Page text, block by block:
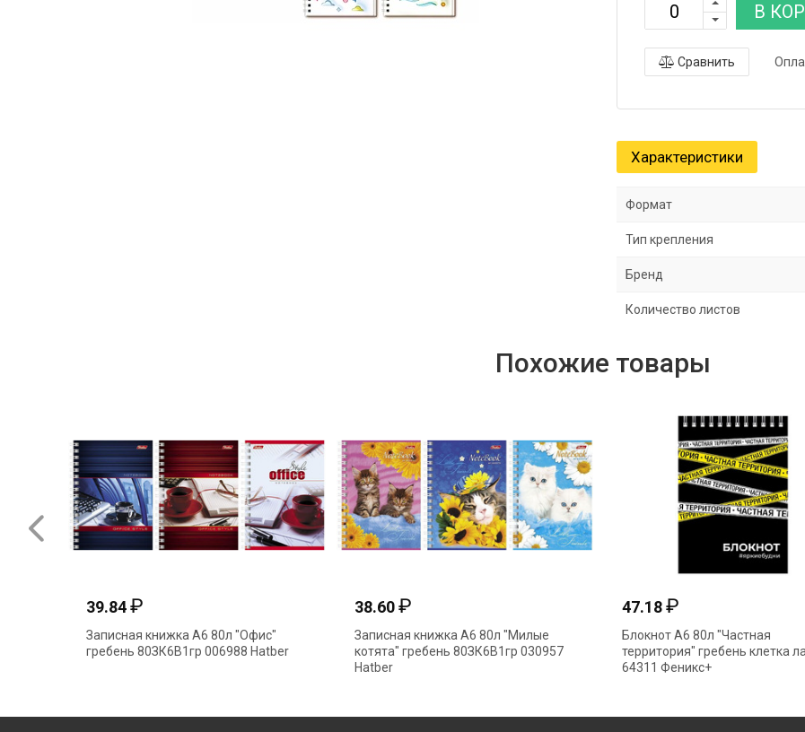
В
Сравнить
Характеристики
Формат
Тип крепления
Бренд
Количество листов
Похожие товары
39.84₽
Записная книжка А6 80л "Офис"
гребень 80ЗК6В1гр 006988 Hatber
38.60₽
Записная книжка А6 80л "Милые
котята" гребень 80ЗК6В1гр 030957
Hatber
47.18₽
Блокнот А6 80л "Частная
территория" гребень клетка
64311 Феникс+